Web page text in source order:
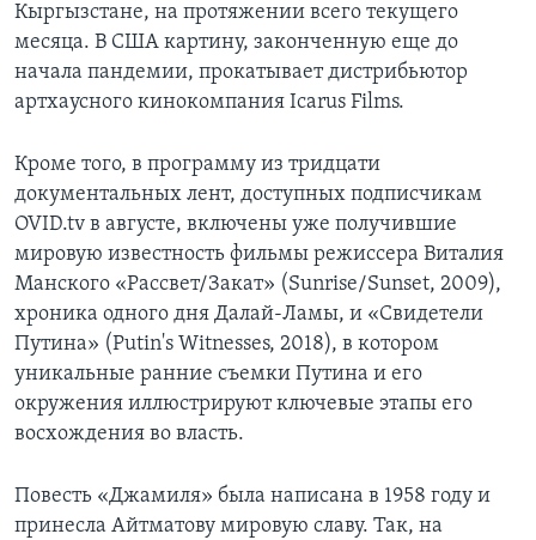
Кыргызстане, на протяжении всего текущего
месяца. В США картину, законченную еще до
начала пандемии, прокатывает дистрибьютор
артхаусного кинокомпания Icarus Films.
Кроме того, в программу из тридцати
документальных лент, доступных подписчикам
OVID.tv в августе, включены уже получившие
мировую известность фильмы режиссера Виталия
Манского «Рассвет/Закат» (Sunrise/Sunset, 2009),
хроника одного дня Далай-Ламы, и «Свидетели
Путина» (Putin's Witnesses, 2018), в котором
уникальные ранние съемки Путина и его
окружения иллюстрируют ключевые этапы его
восхождения во власть.
Повесть «Джамиля» была написана в 1958 году и
принесла Айтматову мировую славу. Так, на